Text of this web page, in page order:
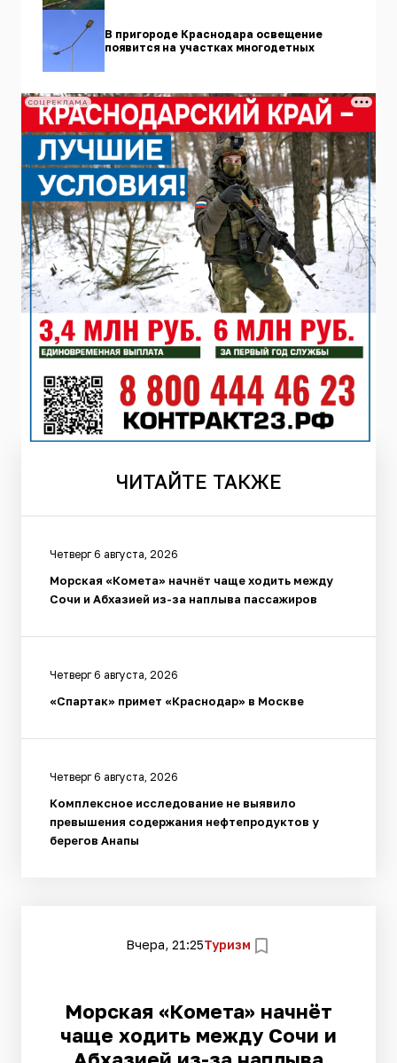
В пригороде Краснодара освещение
появится на участках многодетных
СОЦРЕКЛАМА
ЧИТАЙТЕ ТАКЖЕ
Четверг 6 августа, 2026
Морская «Комета» начнёт чаще ходить между
Сочи и Абхазией из-за наплыва пассажиров
Четверг 6 августа, 2026
«Спартак» примет «Краснодар» в Москве
Четверг 6 августа, 2026
Комплексное исследование не выявило
превышения содержания нефтепродуктов у
берегов Анапы
Вчера, 21:25Туризм
Морская «Комета» начнёт
чаще ходить между Сочи и